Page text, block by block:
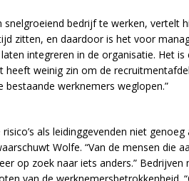
bedrijf te werken, vertelt
zitten, en daardoor is het voor
integreren in de organisatie. Het
heeft weinig zin om de
werknemers weglopen.”
als leidinggevenden niet
Wolfe. “Van de mensen die
op zoek naar iets anders.”